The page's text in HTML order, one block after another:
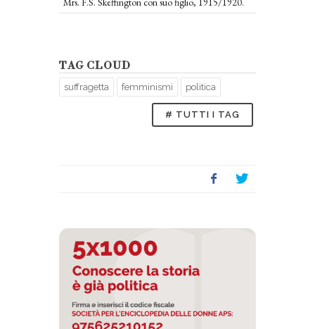
TAG CLOUD
suffragetta femminismi politica
# TUTTI I TAG